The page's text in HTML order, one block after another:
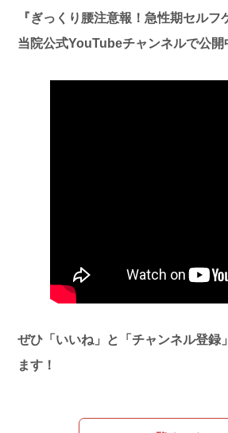
『ぎっくり腰注意報！急性期セルフ
当院公式YouTubeチャンネルで公開
ぜひ「いいね」と「チャンネル登録
ます！